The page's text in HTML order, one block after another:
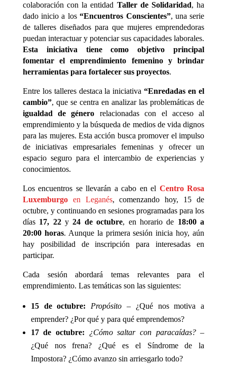
colaboración con la entidad Taller de Solidaridad, ha
dado inicio a los“Encuentros Conscientes”, una serie
de talleres diseñados para que mujeres emprendedoras
puedan interactuar y potenciar sus capacidades laborales.
Esta iniciativa tiene como objetivo principal
fomentar el emprendimiento femenino y brindar
herramientas para fortalecer sus proyectos.
Entre los talleres destaca la iniciativa“Enredadas en el
cambio”, que se centra en analizar las problemáticas de
igualdad de género relacionadas con el acceso al
emprendimiento y la búsqueda de medios de vida dignos
para las mujeres. Esta acción busca promover el impulso
de iniciativas empresariales femeninas y ofrecer un
espacio seguro para el intercambio de experiencias y
conocimientos.
Los encuentros se llevarán a cabo en el Centro Rosa
Luxemburgoen Leganés, comenzando hoy, 15 de
octubre, y continuando en sesiones programadas para los
días 17, 22y24 de octubre, en horario de 18:00 a
20:00 horas. Aunque la primera sesión inicia hoy, aún
hay posibilidad de inscripción para interesadas en
participar.
Cada sesión abordará temas relevantes para el
emprendimiento. Las temáticas son las siguientes:
15 de octubre: Propósito – ¿Qué nos motiva a
emprender? ¿Por qué y para qué emprendemos?
17 de octubre:
¿Cómo saltar con paracaídas?–
¿Qué nos frena? ¿Qué es el Síndrome de la
Impostora? ¿Cómo avanzo sin arriesgarlo todo?